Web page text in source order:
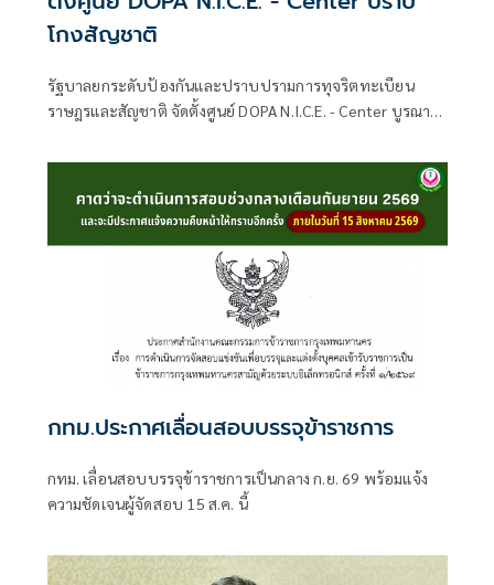
โกงสัญชาติ
รัฐบาลยกระดับป้องกันและปราบปรามการทุจริตทะเบียน
ราษฎรและสัญชาติ จัดตั้งศูนย์ DOPA N.I.C.E. - Center บูรณา
กทม.ประกาศเลื่อนสอบบรรจุข้าราชการ
กทม. เลื่อนสอบบรรจุข้าราชการเป็นกลาง ก.ย. 69 พร้อมแจ้ง
ความชัดเจนผู้จัดสอบ 15 ส.ค. นี้